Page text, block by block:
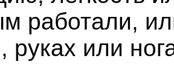
работали,
руках или